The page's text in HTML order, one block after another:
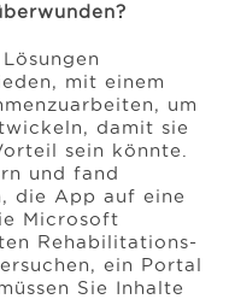
mit einem
um
damit sie
sein könnte.
und fand
die App auf eine
Microsoft
Rehabilitations-
ein Portal
Sie Inhalte